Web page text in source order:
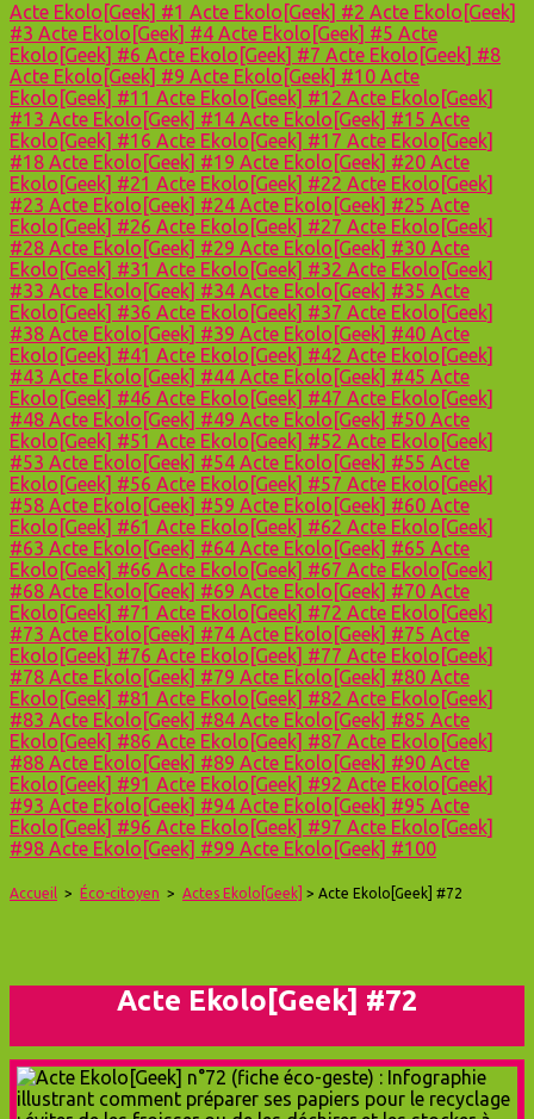
Acte Ekolo[Geek] #1 Acte Ekolo[Geek] #2 Acte Ekolo[Geek]
#3 Acte Ekolo[Geek] #4 Acte Ekolo[Geek] #5 Acte
Ekolo[Geek] #6 Acte Ekolo[Geek] #7 Acte Ekolo[Geek] #8
Acte Ekolo[Geek] #9 Acte Ekolo[Geek] #10 Acte
Ekolo[Geek] #11 Acte Ekolo[Geek] #12 Acte Ekolo[Geek]
#13 Acte Ekolo[Geek] #14 Acte Ekolo[Geek] #15 Acte
Ekolo[Geek] #16 Acte Ekolo[Geek] #17 Acte Ekolo[Geek]
#18 Acte Ekolo[Geek] #19 Acte Ekolo[Geek] #20 Acte
Ekolo[Geek] #21 Acte Ekolo[Geek] #22 Acte Ekolo[Geek]
#23 Acte Ekolo[Geek] #24 Acte Ekolo[Geek] #25 Acte
Ekolo[Geek] #26 Acte Ekolo[Geek] #27 Acte Ekolo[Geek]
#28 Acte Ekolo[Geek] #29 Acte Ekolo[Geek] #30 Acte
Ekolo[Geek] #31 Acte Ekolo[Geek] #32 Acte Ekolo[Geek]
#33 Acte Ekolo[Geek] #34 Acte Ekolo[Geek] #35 Acte
Ekolo[Geek] #36 Acte Ekolo[Geek] #37 Acte Ekolo[Geek]
#38 Acte Ekolo[Geek] #39 Acte Ekolo[Geek] #40 Acte
Ekolo[Geek] #41 Acte Ekolo[Geek] #42 Acte Ekolo[Geek]
#43 Acte Ekolo[Geek] #44 Acte Ekolo[Geek] #45 Acte
Ekolo[Geek] #46 Acte Ekolo[Geek] #47 Acte Ekolo[Geek]
#48 Acte Ekolo[Geek] #49 Acte Ekolo[Geek] #50 Acte
Ekolo[Geek] #51 Acte Ekolo[Geek] #52 Acte Ekolo[Geek]
#53 Acte Ekolo[Geek] #54 Acte Ekolo[Geek] #55 Acte
Ekolo[Geek] #56 Acte Ekolo[Geek] #57 Acte Ekolo[Geek]
#58 Acte Ekolo[Geek] #59 Acte Ekolo[Geek] #60 Acte
Ekolo[Geek] #61 Acte Ekolo[Geek] #62 Acte Ekolo[Geek]
#63 Acte Ekolo[Geek] #64 Acte Ekolo[Geek] #65 Acte
Ekolo[Geek] #66 Acte Ekolo[Geek] #67 Acte Ekolo[Geek]
#68 Acte Ekolo[Geek] #69 Acte Ekolo[Geek] #70 Acte
Ekolo[Geek] #71 Acte Ekolo[Geek] #72 Acte Ekolo[Geek]
#73 Acte Ekolo[Geek] #74 Acte Ekolo[Geek] #75 Acte
Ekolo[Geek] #76 Acte Ekolo[Geek] #77 Acte Ekolo[Geek]
#78 Acte Ekolo[Geek] #79 Acte Ekolo[Geek] #80 Acte
Ekolo[Geek] #81 Acte Ekolo[Geek] #82 Acte Ekolo[Geek]
#83 Acte Ekolo[Geek] #84 Acte Ekolo[Geek] #85 Acte
Ekolo[Geek] #86 Acte Ekolo[Geek] #87 Acte Ekolo[Geek]
#88 Acte Ekolo[Geek] #89 Acte Ekolo[Geek] #90 Acte
Ekolo[Geek] #91 Acte Ekolo[Geek] #92 Acte Ekolo[Geek]
#93 Acte Ekolo[Geek] #94 Acte Ekolo[Geek] #95 Acte
Ekolo[Geek] #96 Acte Ekolo[Geek] #97 Acte Ekolo[Geek]
#98 Acte Ekolo[Geek] #99 Acte Ekolo[Geek] #100
Accueil > Éco-citoyen > Actes Ekolo[Geek] > Acte Ekolo[Geek] #72
Acte Ekolo[Geek] #72